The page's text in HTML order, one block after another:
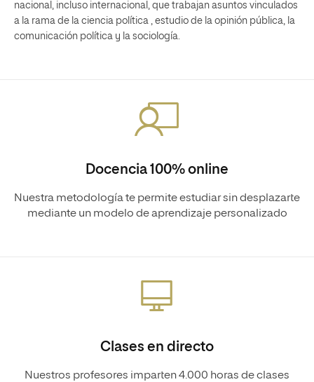
nacional, incluso internacional, que trabajan asuntos vinculados
a la rama de la ciencia política , estudio de la opinión pública, la
comunicación política y la sociología.
Docencia 100% online
Nuestra metodología te permite estudiar sin desplazarte
mediante un modelo de aprendizaje personalizado
Clases en directo
Nuestros profesores imparten 4.000 horas de clases